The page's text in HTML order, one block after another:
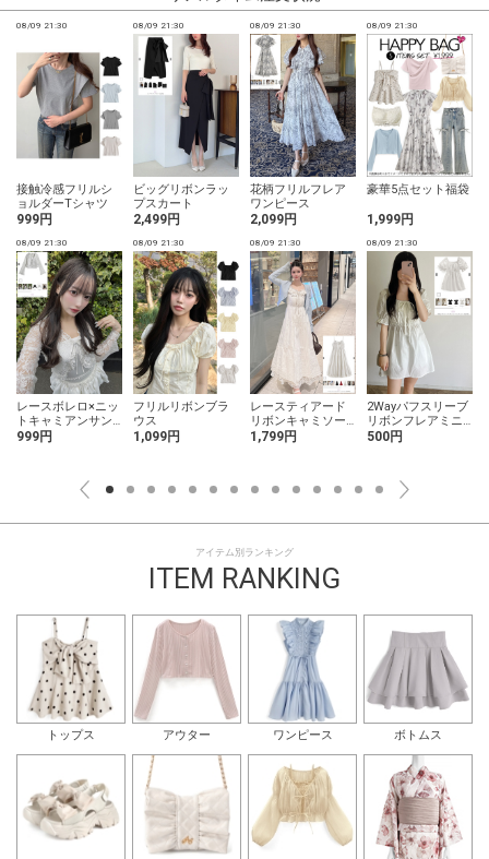
08/09 21:30
接触冷感フリルシ
ョルダーTシャツ
999円
08/09 21:30
ビッグリボンラッ
プスカート
2,499円
08/09 21:30
花柄フリルフレア
ワンピース
2,099円
08/09 21:30
豪華5点セット福袋
1,999円
08/09 21:30
レースボレロ×ニッ
トキャミアンサン
ブル
999円
08/09 21:30
フリルリボンブラ
ウス
1,099円
08/09 21:30
レースティアード
リボンキャミソー
ルワンピース
1,799円
08/09 21:30
2Wayパフスリーブ
リボンフレアミニ
ワンピース
500円
アイテム別ランキング
ITEM RANKING
トップス アウター ワンピース ボトムス